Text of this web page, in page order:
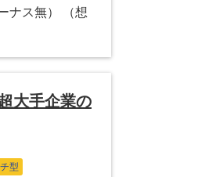
ナス無） （想
大手企業の
型